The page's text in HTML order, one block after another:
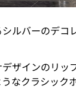
ルバーのデコ
ザインのリッ
なクラシック